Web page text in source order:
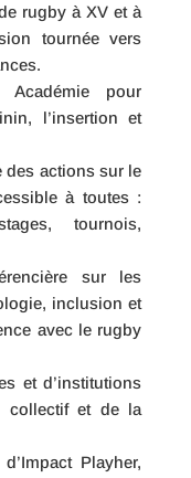
rugby à XV et à
tournée vers
pour
l’insertion et
des actions sur le
à toutes :
tournois,
sur les
inclusion et
avec le rugby
et d’institutions
collectif et de la
Playher,